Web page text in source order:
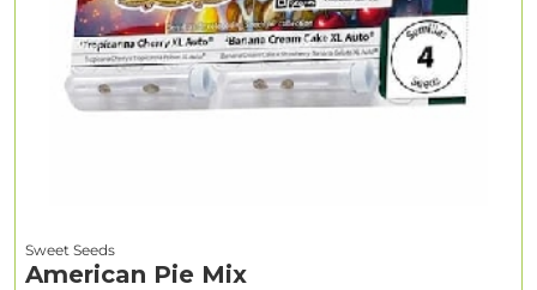
Sweet Seeds
American Pie Mix